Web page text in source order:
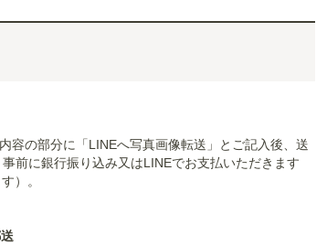
容の部分に「LINEへ写真画像転送」とご記入後、送
前に銀行振り込み又はLINEでお支払いただきます
）。